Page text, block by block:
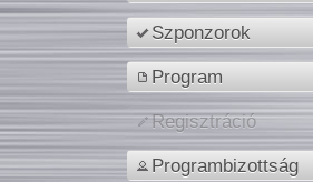
Szponzorok
Program
Regisztráció
Programbizottság